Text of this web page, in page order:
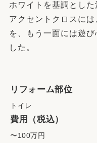
ホワイトを基調とした
アクセントクロスに
を、もう一面には遊
した。
リフォーム部位
トイレ
費用（税込）
〜100万円